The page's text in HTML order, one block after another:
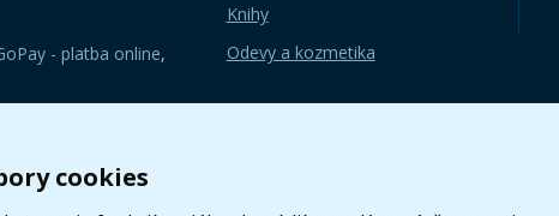
cookies
Knihy
Odevy a kozmetika
- platba online,